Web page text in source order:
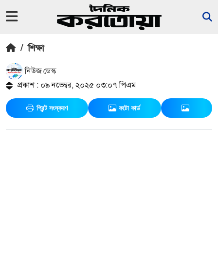
/ শিক্ষা
নিউজ ডেস্ক
প্রকাশ : ০৯ নভেম্বর, ২০২৫ ০৩:০৭ পিএম
প্রিন্ট সংস্করণ ফটো কার্ড